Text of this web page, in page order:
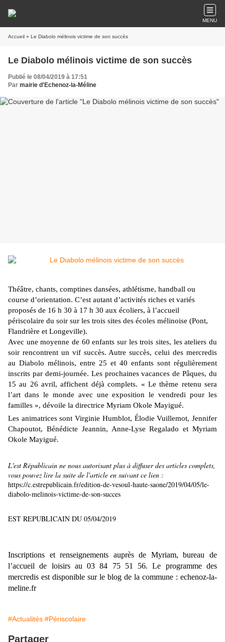
MENU
Accueil » Le Diabolo mélinois victime de son succès
Le Diabolo mélinois victime de son succès
Publié le 08/04/2019 à 17:51
Par mairie d'Echenoz-la-Méline
Théâtre, chants, comptines dansées, athlétisme, handball ou
course d’orientation. C’est autant d’activités riches et variés
proposés de 16 h 30 à 17 h 30 aux écoliers, à l’accueil
périscolaire du soir sur les trois sites des écoles mélinoise (Pont,
Flandrière et Longeville).
Avec une moyenne de 60 enfants sur les trois sites, les ateliers du
soir rencontrent un vif succès. Autre succès, celui des mercredis
au Diabolo mélinois, entre 25 et 40 enfants sont régulièrement
inscrits par demi-journée. Les prochaines vacances de Pâques, du
15 au 26 avril, affichent déjà complets. « Le thème retenu sera
l’art dans le monde avec une exposition le vendredi pour les
familles », dévoile la directrice Myriam Okole Mayigué.
Les animatrices sont Virginie Humblot, Élodie Vuillemot, Jennifer
Chapoutot, Bénédicte Jeannin, Anne-Lyse Regalado et Myriam
Okole Mayigué.
L'est Républicain ne nous autorisant plus à diffuser des articles complets,
vous pouvez lire la suite de l'article en suivant ce lien :
https://c.estrepublicain.fr/edition-de-vesoul-haute-saone/2019/04/05/le-
diabolo-melinois-victime-de-son-succes
EST REPUBLICAIN DU 05/04/2019
Inscriptions et renseignements auprès de Myriam, bureau de
l’accueil de loisirs au 03 84 75 51 56. Le programme des
mercredis est disponible sur le blog de la commune : echenoz-la-
meline.fr
#Actualités #Périscolaire
Partager